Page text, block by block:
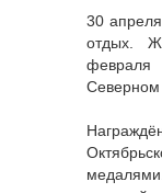
30
отдых.
Северном